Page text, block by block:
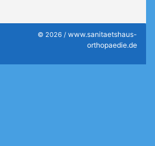
© 2026 / www.sanitaetshaus-
orthopaedie.de